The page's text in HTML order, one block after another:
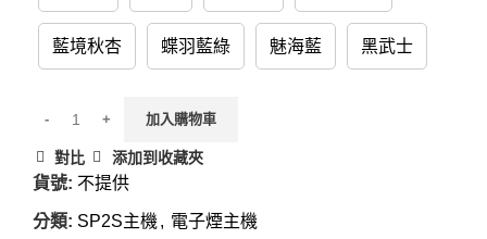
藍境秋杏 蝶羽藍綠 魅海藍 黑武士
加入購物車
對比 添加到收藏夾
貨號: 不提供
分類: SP2S主機 , 電子煙主機